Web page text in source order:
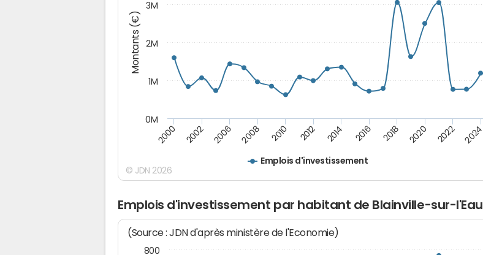
Montants (€)
Emplois d'investissement
2000 2002 2006 2008 2010 2012 2014 2016 2018 2020 2022 2024
1M
2M
3M
0M
© JDN 2026
Emplois d'investissement par habitant de Blainville-sur-l'Eau
(Source : JDN d'après ministère de l'Economie)
800